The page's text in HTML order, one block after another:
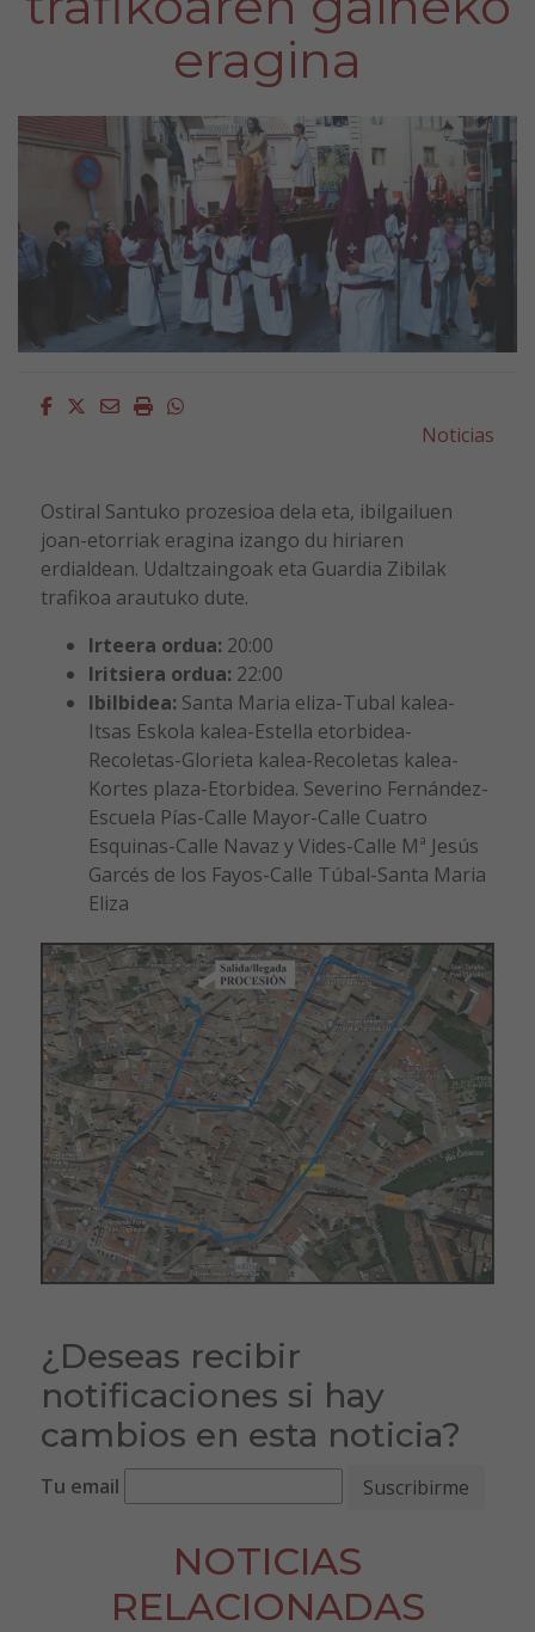
eragina
Facebook
Twitter
EmailImprimirWhatsapp
Noticias
Ostiral Santuko prozesioa dela eta, ibilgailuen
joan-etorriak eragina izango du hiriaren
erdialdean. Udaltzaingoak eta Guardia Zibilak
trafikoa arautuko dute.
Irteera ordua: 20:00
Iritsiera ordua: 22:00
Ibilbidea: Santa Maria eliza-Tubal kalea-
Itsas Eskola kalea-Estella etorbidea-
Recoletas-Glorieta kalea-Recoletas kalea-
Kortes plaza-Etorbidea. Severino Fernández-
Escuela Pías-Calle Mayor-Calle Cuatro
Esquinas-Calle Navaz y Vides-Calle Mª Jesús
Garcés de los Fayos-Calle Túbal-Santa Maria
Eliza
¿Deseas recibir
notificaciones si hay
cambios en esta noticia?
Tu email
NOTICIAS
RELACIONADAS